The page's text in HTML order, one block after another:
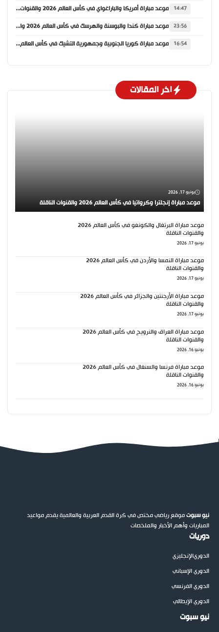
14:47 موعد مباراة أمريكا والباراغواي في كأس العالم 2026 والقنوات الناقلة
23:56 موعد مباراة كندا والبوسنة والهرسك في كأس العالم 2026 والقنوات الناقلة
16:54 موعد مباراة كوريا الجنوبية وجمهورية التشيك في كأس العالم 2026 والقنوات الناقلة
اخر المقالات
يونيو 17, 2026
موعد مباراة إنجلترا وكرواتيا في كأس العالم 2026 والقنوات الناقلة
موعد مباراة البرتغال والكونغو في كأس العالم 2026
والقنوات الناقلة
يونيو 17, 2026
موعد مباراة النمسا والأردن في كأس العالم 2026
والقنوات الناقلة
يونيو 17, 2026
موعد مباراة الأرجنتين والجزائر في كأس العالم 2026
والقنوات الناقلة
يونيو 17, 2026
موعد مباراة العراق والنرويج في كأس العالم 2026
والقنوات الناقلة
يونيو 16, 2026
موعد مباراة فرنسا والسنغال في كأس العالم 2026
والقنوات الناقلة
يونيو 16, 2026
نيو سبوتموقع رياضي مختص في كرة القدم العربية والعالمية يقدم مواعيد
المباريات وأهم الأخبار والملخصات
دوريات
الدوريالإنجليزي
الدوري الإسباني
الدوري الفرنسي
الدوري الإيطالي
نيو سبوت